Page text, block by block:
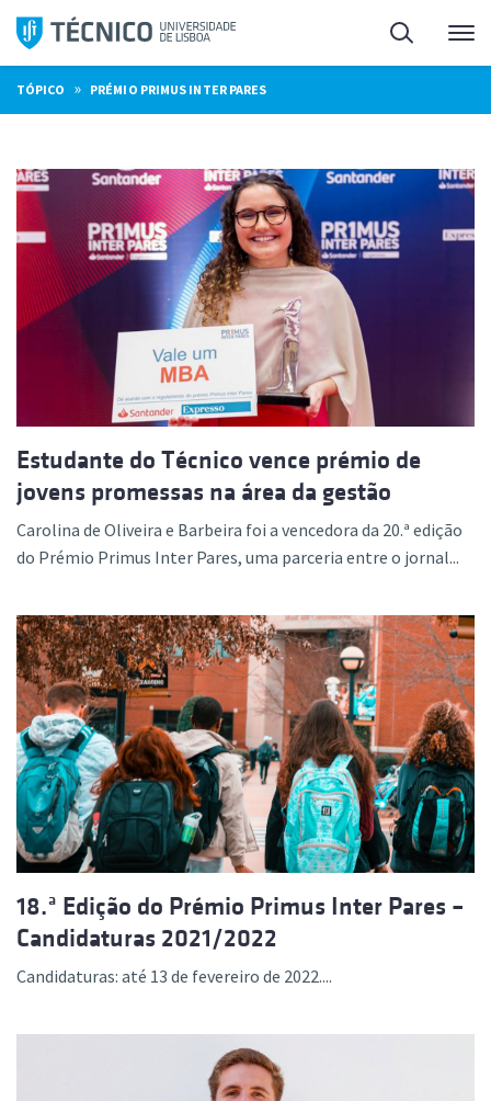
Saltar
para
o
conteúdo
Pesquisa
TÓPICO » PRÉMIO PRIMUS INTER PARES
Estudante do Técnico vence prémio de
jovens promessas na área da gestão
Carolina de Oliveira e Barbeira foi a vencedora da 20.ª edição
do Prémio Primus Inter Pares, uma parceria entre o jornal...
18.ª Edição do Prémio Primus Inter Pares –
Candidaturas 2021/2022
Candidaturas: até 13 de fevereiro de 2022....